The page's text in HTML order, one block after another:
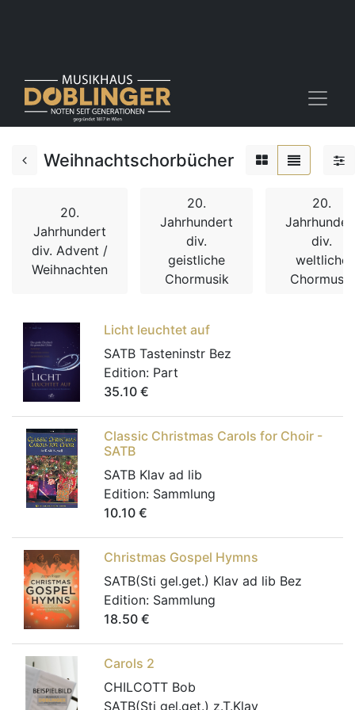
Weihnachtschorbücher
20.
Jahrhundert
div. Advent /
Weihnachten
20.
Jahrhundert
div.
geistliche
Chormusik
20.
div.
weltliche
Chormusik
Licht leuchtet auf
SATB Tasteninstr Bez
Edition: Part
35.10 €
Classic Christmas Carols for Choir -
SATB
SATB Klav ad lib
Edition: Sammlung
10.10 €
Christmas Gospel Hymns
SATB(Sti gel.get.) Klav ad lib Bez
Edition: Sammlung
18.50 €
Carols 2
CHILCOTT Bob
SATB(Sti gel.get.) z.T.Klav